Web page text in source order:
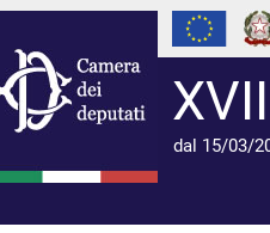
dal 15/03/